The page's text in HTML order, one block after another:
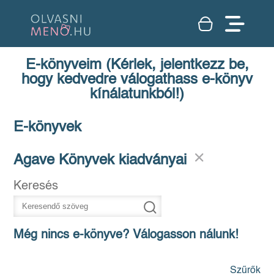
E-könyveim (Kérlek, jelentkezz be,
hogy kedvedre válogathass e-könyv
kínálatunkból!)
E-könyvek
Agave Könyvek kiadványai
Keresés
Még nincs e-könyve? Válogasson nálunk!
Szűrők